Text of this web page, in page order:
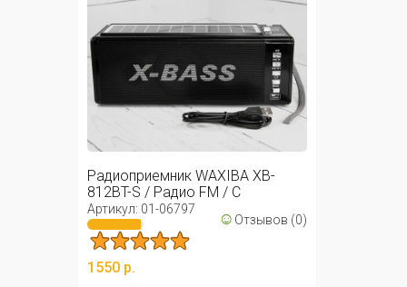
Радиоприемник WAXIBA XB-
812BT-S / Радио FM / С
фонариком и ...
Артикул: 01-06797 ☺ Отзывов (0)
1550 р.